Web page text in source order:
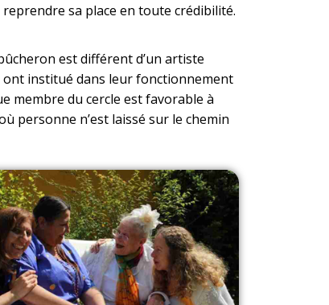
sa place en toute crédibilité.
est différent d’un artiste
ont institué dans leur fonctionnement
membre du cercle est favorable à
personne n’est laissé sur le chemin